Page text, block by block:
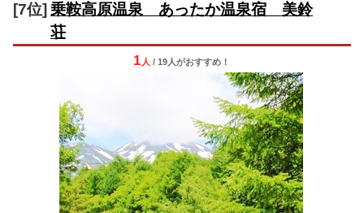
[7位] 乗鞍高原温泉 あったか温泉宿 美鈴
荘
1 人 / 19人がおすすめ！